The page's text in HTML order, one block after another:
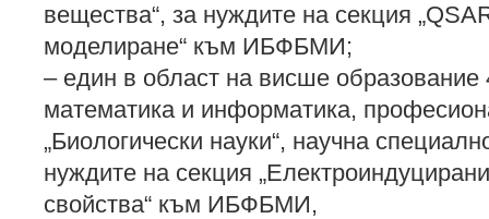
вещества“, за нуждите на секция
моделиране“ към ИБФБМИ;
– един в област на висше
математика и информатика,
„Биологически науки“, научна
нуждите на секция
свойства“ към ИБФБМИ,